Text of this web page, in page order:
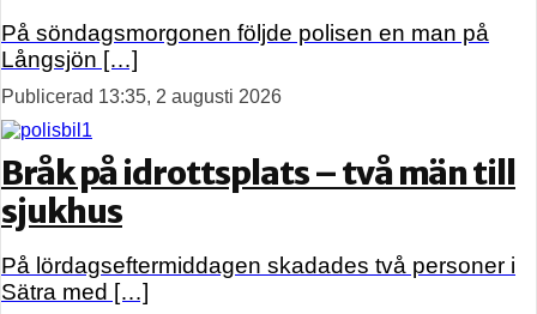
På söndagsmorgonen följde polisen en man på
Långsjön […]
Publicerad 13:35, 2 augusti 2026
Bråk på idrottsplats – två män till
sjukhus
På lördagseftermiddagen skadades två personer i
Sätra med […]